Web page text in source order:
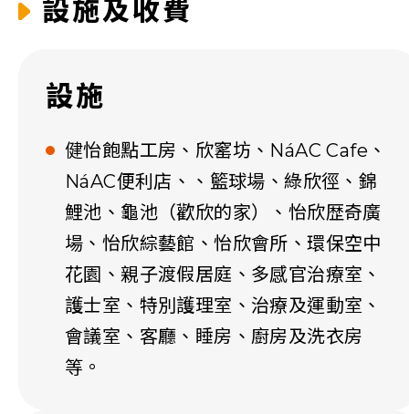
設施及收費
設施
健怡飽點工房、欣窰坊、NáAC Cafe、
NáAC便利店、、籃球場、綠欣徑、錦
鯉池、龜池（歡欣的家）、怡欣歴奇廣
場、怡欣綜藝館、怡欣會所、環保空中
花園、親子渡假居庭、多感官治療室、
護士室、特別護理室、治療及運動室、
會議室、客廳、睡房、廚房及洗衣房
等。